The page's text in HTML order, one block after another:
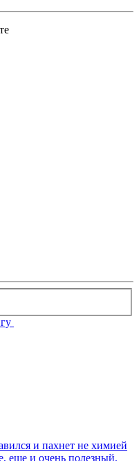
и пахнет не химией
еще и очень полезный,